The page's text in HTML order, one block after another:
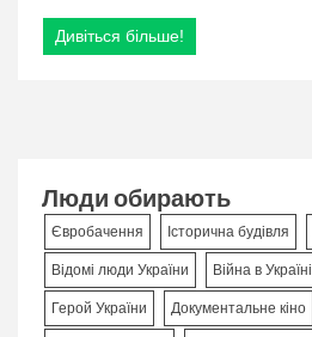
Дивіться більше!
Люди обирають
Євробачення Історична будівля
Відомі люди України Війна в Україні
Герой України Документальне кіно